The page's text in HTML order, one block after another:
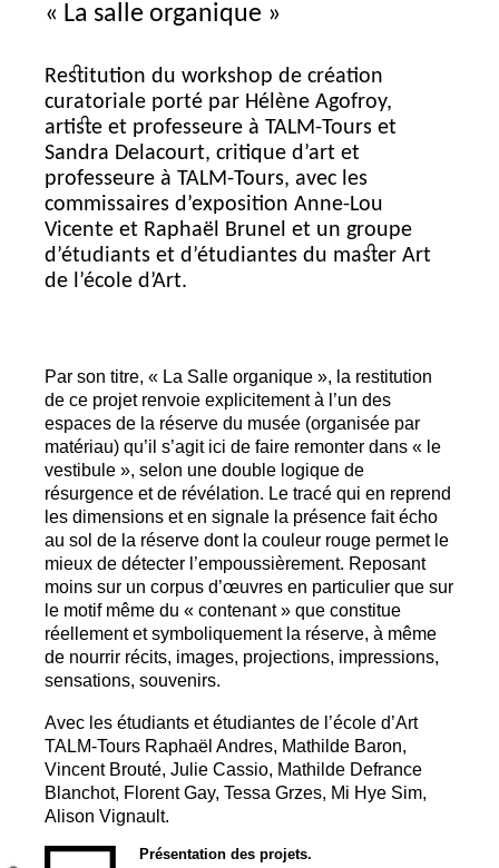
« La salle organique »
Restitution du workshop de création
curatoriale porté par Hélène Agofroy,
artiste et professeure à TALM-Tours et
Sandra Delacourt, critique d’art et
professeure à TALM-Tours, avec les
commissaires d’exposition Anne-Lou
Vicente et Raphaël Brunel et un groupe
d’étudiants et d’étudiantes du master Art
de l’école d’Art.
Par son titre, « La Salle organique », la restitution
de ce projet renvoie explicitement à l’un des
espaces de la réserve du musée (organisée par
matériau) qu’il s’agit ici de faire remonter dans « le
vestibule », selon une double logique de
résurgence et de révélation. Le tracé qui en reprend
les dimensions et en signale la présence fait écho
au sol de la réserve dont la couleur rouge permet le
mieux de détecter l’empoussièrement. Reposant
moins sur un corpus d’œuvres en particulier que sur
le motif même du « contenant » que constitue
réellement et symboliquement la réserve, à même
de nourrir récits, images, projections, impressions,
sensations, souvenirs.
Avec les étudiants et étudiantes de l’école d’Art
TALM-Tours Raphaël Andres, Mathilde Baron,
Vincent Brouté, Julie Cassio, Mathilde Defrance
Blanchot, Florent Gay, Tessa Grzes, Mi Hye Sim,
Alison Vignault.
Présentation des projets.